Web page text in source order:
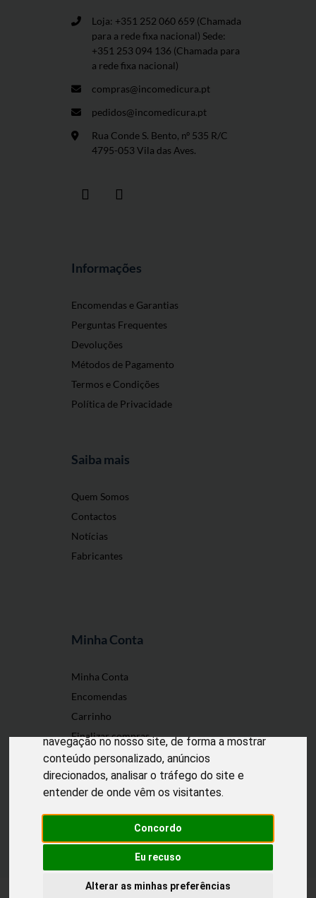
O nosso site usa cookies
medição para melhorar a sua experiência de
navegação no nosso site, de forma a mostrar
conteúdo personalizado, anúncios
direcionados, analisar o tráfego do site e
entender de onde vêm os visitantes.
Concordo
Eu recuso
Alterar as minhas preferências
Loja: +351 252 060 659 (Chamada
para a rede fixa nacional) Sede:
+351 253 094 136 (Chamada para
a rede fixa nacional)
compras@incomedicura.pt
pedidos@incomedicura.pt
Rua Conde S. Bento, nº 535 R/C
4795-053 Vila das Aves.
Informações
Encomendas e Garantias
Perguntas Frequentes
Devoluções
Métodos de Pagamento
Termos e Condições
Política de Privacidade
Saiba mais
Quem Somos
Contactos
Notícias
Fabricantes
Minha Conta
Minha Conta
Encomendas
Carrinho
Finalizar compras
Desenvolvido porPuxe Negócios
@2022 Incomedicura. Todos os direitos
reservados.